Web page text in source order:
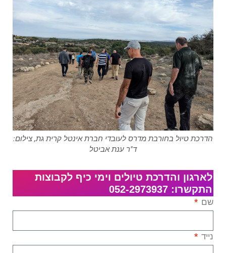
הדרכת טיול בחורבת מדרס לעובדי חברת אינטל קרית גת, צילום:
ד"ר ענת אביטל
לארגון והדרכת טיולים וימי כיף לקבוצות
התקשרו: 052-2973937
שם
נייד